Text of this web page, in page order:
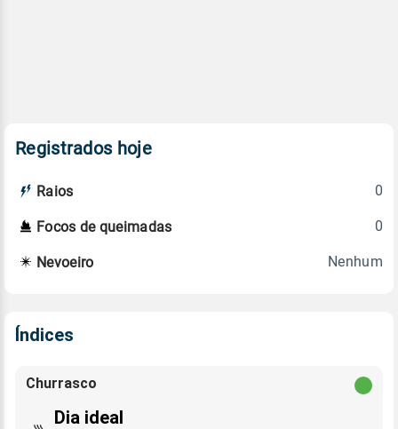
Registrados hoje
Raios 0
Focos de queimadas 0
Nevoeiro Nenhum
Índices
Churrasco
Dia ideal